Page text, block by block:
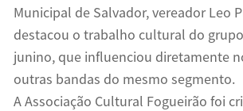
Municipal de Salvador, vereador Leo
destacou o trabalho cultural do
junino, que influenciou diretamente
outras bandas do mesmo segmento.
A Associação Cultural Fogueirão foi